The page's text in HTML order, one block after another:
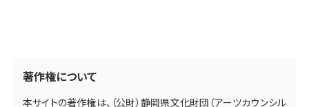
著作権について
本サイトの著作権は、（公財）静岡県文化財団（アーツカウンシル